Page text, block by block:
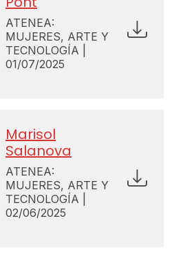
ATENEA:
MUJERES, ARTE Y
TECNOLOGÍA |
01/07/2025
Marisol
Salanova
ATENEA:
MUJERES, ARTE Y
TECNOLOGÍA |
02/06/2025